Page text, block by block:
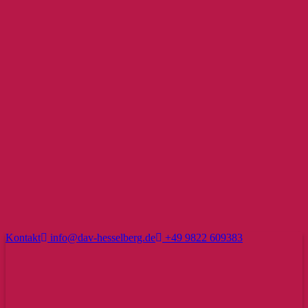
Kontakt info@dav-hesselberg.de +49 9822 609383